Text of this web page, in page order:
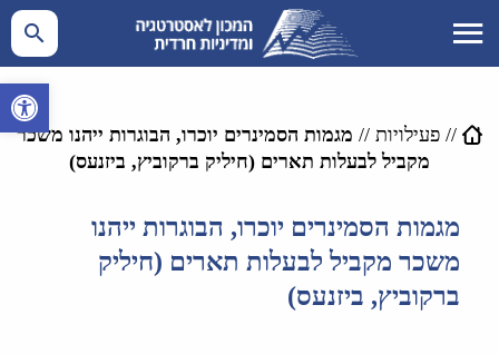
פתח
// פעילויות // מגמות הסמינרים יוכרו, הבוגרות ייהנו משכר
מקביל לבעלות תארים (חיליק ברקוביץ, ביזנעס)
מגמות הסמינרים יוכרו, הבוגרות ייהנו
משכר מקביל לבעלות תארים (חיליק
ברקוביץ, ביזנעס)